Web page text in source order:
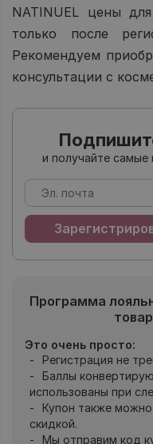
NATINUEL цены
только после
Рекомендуем
консультации с
и получайте
Программа
Это очень просто:
Регистрация не
Баллы
использованы при
Купон также
скидкой.
Мы отправим код